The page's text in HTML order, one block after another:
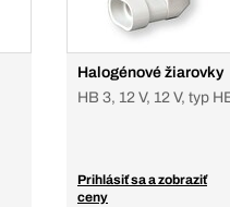
Halogénové žiarovky
HB 3, 12 V, 12 V, typ
Prihlásiť sa a zobraziť
ceny